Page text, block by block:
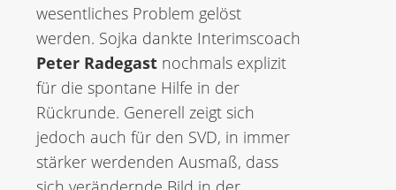
wesentliches Problem gelöst
werden. Sojka dankte Interimscoach
Peter Radegast nochmals explizit
für die spontane Hilfe in der
Rückrunde. Generell zeigt sich
jedoch auch für den SVD, in immer
stärker werdenden Ausmaß, dass